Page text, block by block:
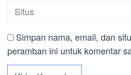
Simpan nama, email, dan
peramban ini untuk komentar